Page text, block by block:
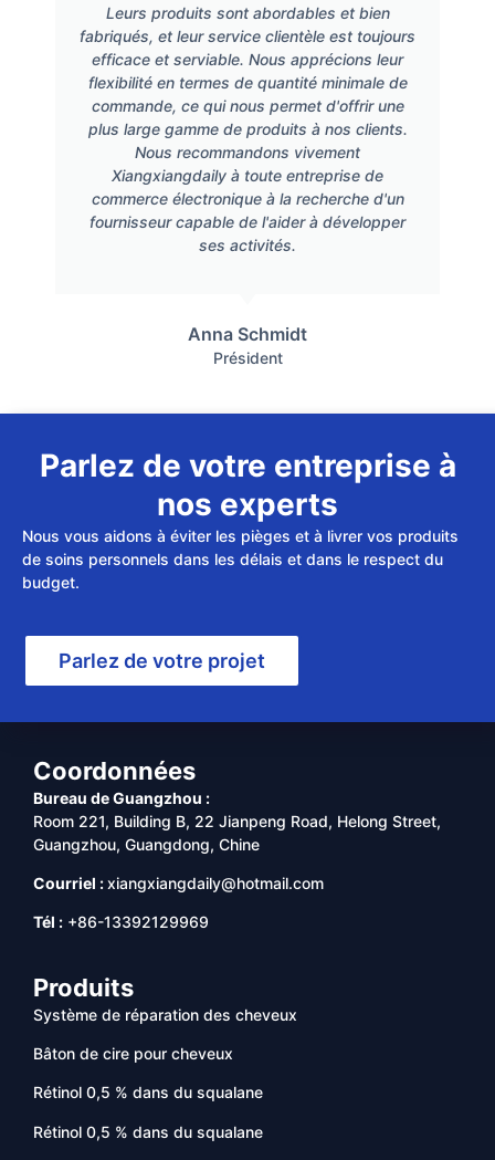
Leurs produits sont abordables et bien
fabriqués, et leur service clientèle est toujours
efficace et serviable. Nous apprécions leur
flexibilité en termes de quantité minimale de
commande, ce qui nous permet d'offrir une
plus large gamme de produits à nos clients.
Nous recommandons vivement
Xiangxiangdaily à toute entreprise de
commerce électronique à la recherche d'un
fournisseur capable de l'aider à développer
ses activités.
Anna Schmidt
Président
Parlez de votre entreprise à
nos experts
Nous vous aidons à éviter les pièges et à livrer vos produits
de soins personnels dans les délais et dans le respect du
budget.
Parlez de votre projet
Coordonnées
Bureau de Guangzhou :
Room 221, Building B, 22 Jianpeng Road, Helong Street,
Guangzhou, Guangdong, Chine
Courriel :xiangxiangdaily@hotmail.com
Tél : +86-13392129969
Produits
Système de réparation des cheveux
Bâton de cire pour cheveux
Rétinol 0,5 % dans du squalane
Rétinol 0,5 % dans du squalane